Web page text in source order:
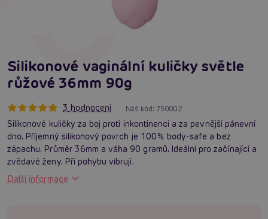
Silikonové vaginální kuličky světle
růžové 36mm 90g
3 hodnocení Náš kód: 750002
Silikonové kuličky za boj proti inkontinenci a za pevnější pánevní
dno. Příjemný silikonový povrch je 100% body-safe a bez
zápachu. Průměr 36mm a váha 90 gramů. Ideální pro začínající a
zvědavé ženy. Při pohybu vibrují.
Další informace